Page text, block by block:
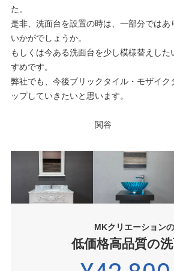
た。
是非、洗面台を設置の時は、一部分ではあ
いかがでしょうか。
もしくは今ある洗面台を少し模様替えした
すめです。
弊社でも、今後ブリックタイル・モザイク
ップしていきたいと思います。
関谷
MKクリエーションの
低価格高品質の